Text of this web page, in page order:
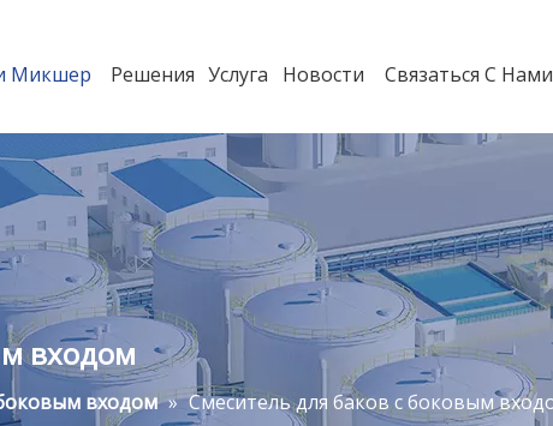
Mикшер Решения Услуга Новости Связаться C Hами
входом
входом » Смеситель для баков с боковым